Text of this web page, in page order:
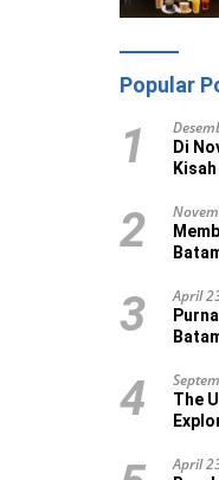
Popular
1
Di
2
3 April
4
The
April